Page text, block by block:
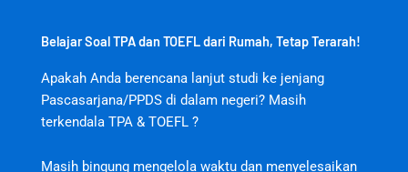
Belajar Soal TPA dan TOEFL dari Rumah, Tetap Terarah!
Apakah Anda berencana lanjut studi ke jenjang
Pascasarjana/PPDS di dalam negeri? Masih
terkendala TPA & TOEFL ?
Masih bingung mengelola waktu dan menyelesaikan